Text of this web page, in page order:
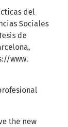
del
Sociales
de
www.
the new